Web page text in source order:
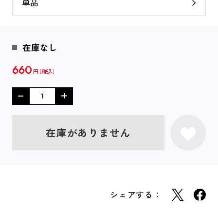
単品
在庫なし
660 円
在庫がありません
シェアする：